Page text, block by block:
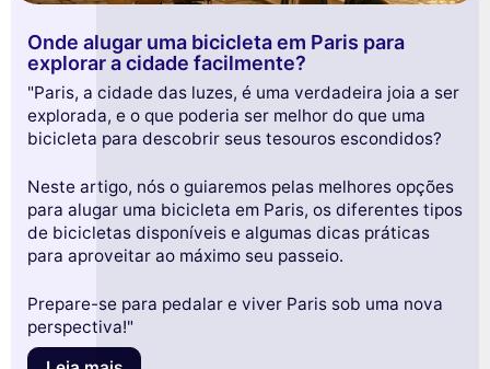
Onde alugar uma bicicleta em Paris para
explorar a cidade facilmente?
"Paris, a cidade das luzes, é uma verdadeira joia a ser
explorada, e o que poderia ser melhor do que uma
bicicleta para descobrir seus tesouros escondidos?
Neste artigo, nós o guiaremos pelas melhores opções
para alugar uma bicicleta em Paris, os diferentes tipos
de bicicletas disponíveis e algumas dicas práticas
para aproveitar ao máximo seu passeio.
Prepare-se para pedalar e viver Paris sob uma nova
perspectiva!"